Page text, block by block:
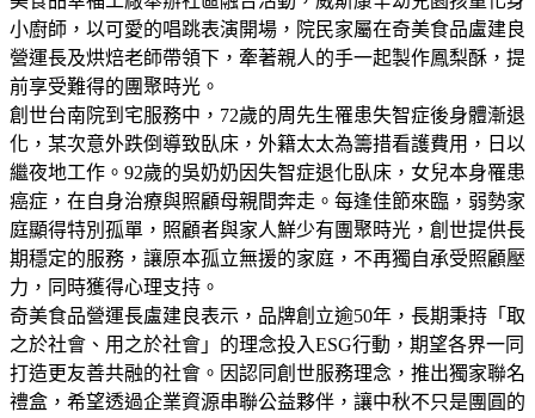
小廚師，以可愛的唱跳表演開場，院民家屬在奇美食品盧建良
營運長及烘焙老師帶領下，牽著親人的手一起製作鳳梨酥，提
前享受難得的團聚時光。
創世台南院到宅服務中，72歲的周先生罹患失智症後身體漸退
化，某次意外跌倒導致臥床，外籍太太為籌措看護費用，日以
繼夜地工作。92歲的吳奶奶因失智症退化臥床，女兒本身罹患
癌症，在自身治療與照顧母親間奔走。每逢佳節來臨，弱勢家
庭顯得特別孤單，照顧者與家人鮮少有團聚時光，創世提供長
期穩定的服務，讓原本孤立無援的家庭，不再獨自承受照顧壓
力，同時獲得心理支持。
奇美食品營運長盧建良表示，品牌創立逾50年，長期秉持「取
之於社會、用之於社會」的理念投入ESG行動，期望各界一同
打造更友善共融的社會。因認同創世服務理念，推出獨家聯名
禮盒，希望透過企業資源串聯公益夥伴，讓中秋不只是團圓的